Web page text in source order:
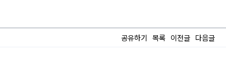
공유하기 목록 이전글 다음글